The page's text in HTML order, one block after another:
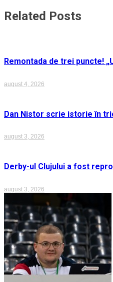
în
Related Posts
Remontada de trei puncte!
august 4, 2026
Dan Nistor scrie istorie în
august 3, 2026
Derby-ul Clujului a fost
august 3, 2026